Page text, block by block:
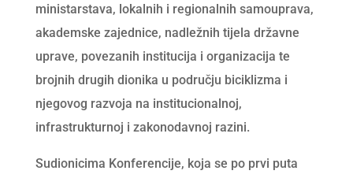
ministarstava, lokalnih i regionalnih samouprava,
akademske zajednice, nadležnih tijela državne
uprave, povezanih institucija i organizacija te
brojnih drugih dionika u području biciklizma i
njegovog razvoja na institucionalnoj,
infrastrukturnoj i zakonodavnoj razini.
Sudionicima Konferencije, koja se po prvi puta